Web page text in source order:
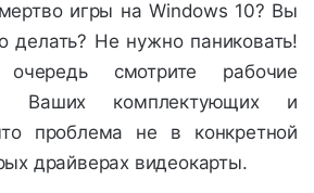
игры на Windows 10? Вы
делать? Не нужно паниковать!
смотрите рабочие
Ваших комплектующих и
проблема не в конкретной
драйверах видеокарты.